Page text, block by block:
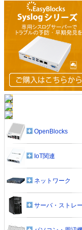
OpenBlocks
IoT関連
ネットワーク
サーバ・ストレ